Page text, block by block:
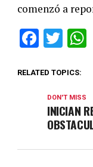
comenzó a
RELATED TOPICS:
DON'T MISS
INICIAN